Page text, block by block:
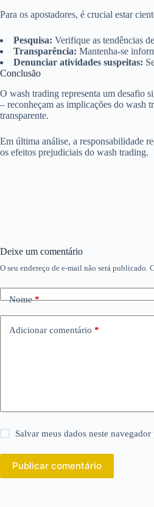
Para os apostadores, é crucial estar
Pesquisa: Verifique as tendências
Transparência: Mantenha-se
Denunciar atividades suspeitas:
Conclusão
O wash trading representa um desafio
– reconheçam as implicações do wash
transparente.
Em última análise, a responsabilidade
os efeitos prejudiciais do wash trading.
Deixe um comentário
O seu endereço de e-mail não será publicado.
Nome*
Adicionar comentário *
Salvar meus dados neste
Publicar comentário